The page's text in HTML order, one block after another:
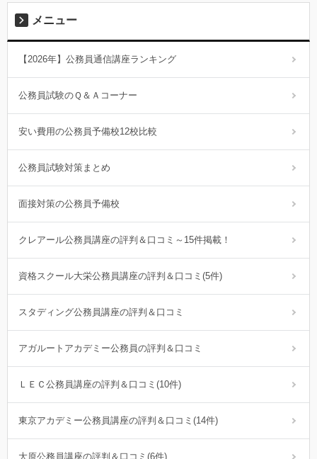
メニュー
【2026年】公務員通信講座ランキング
公務員試験のＱ＆Ａコーナー
安い費用の公務員予備校12校比較
公務員試験対策まとめ
面接対策の公務員予備校
クレアール公務員講座の評判＆口コミ～15件掲載！
資格スクール大栄公務員講座の評判＆口コミ(5件)
スタディング公務員講座の評判＆口コミ
アガルートアカデミー公務員の評判＆口コミ
ＬＥＣ公務員講座の評判＆口コミ(10件)
東京アカデミー公務員講座の評判＆口コミ(14件)
大原公務員講座の評判＆口コミ(6件)